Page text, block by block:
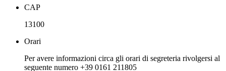
CAP
13100
Orari
Per avere informazioni circa gli orari di segreteria rivolgersi al
seguente numero +39 0161 211805